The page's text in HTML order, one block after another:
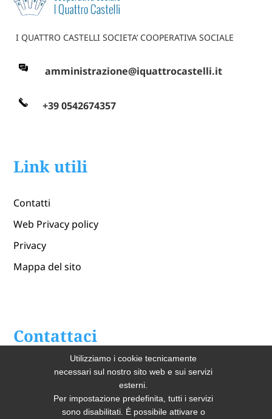
I QUATTRO CASTELLI SOCIETA’ COOPERATIVA SOCIALE
amministrazione@iquattrocastelli.it
+39 0542674357
Link utili
Contatti
Web Privacy policy
Privacy
Mappa del sito
Contattaci
Utilizziamo i cookie tecnicamente
necessari sul nostro sito web e sui servizi
esterni.
Per impostazione predefinita, tutti i servizi
sono disabilitati. È possibile attivare o